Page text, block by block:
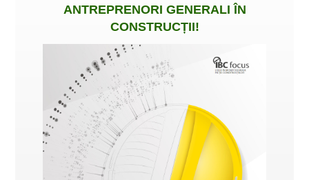
ANTREPRENORI GENERALI ÎN
CONSTRUCȚII!